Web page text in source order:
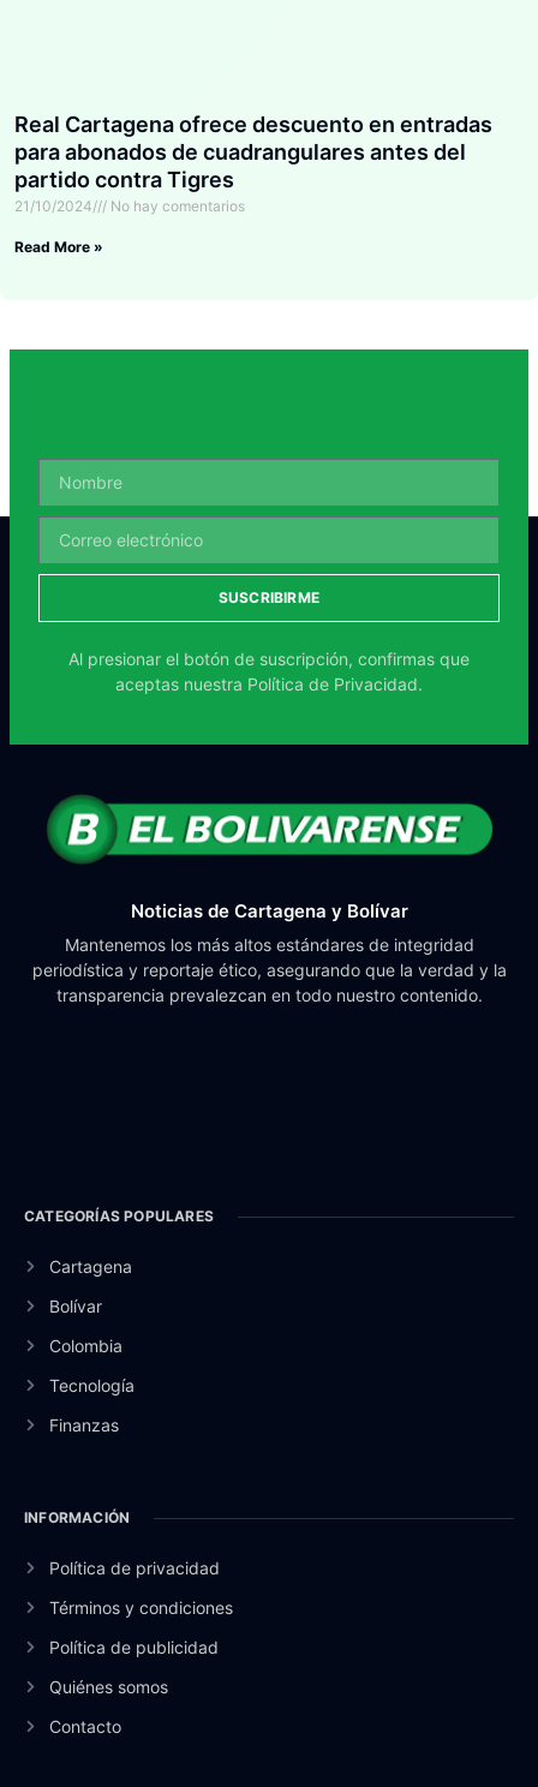
Real Cartagena ofrece descuento en entradas
para abonados de cuadrangulares antes del
partido contra Tigres
21/10/2024 No hay comentarios
Read More »
SUSCRIBIRME
Al presionar el botón de suscripción, confirmas que
aceptas nuestra Política de Privacidad.
Noticias de Cartagena y Bolívar
Mantenemos los más altos estándares de integridad
periodística y reportaje ético, asegurando que la verdad y la
transparencia prevalezcan en todo nuestro contenido.
CATEGORÍAS POPULARES
Cartagena
Bolívar
Colombia
Tecnología
Finanzas
INFORMACIÓN
Política de privacidad
Términos y condiciones
Política de publicidad
Quiénes somos
Contacto